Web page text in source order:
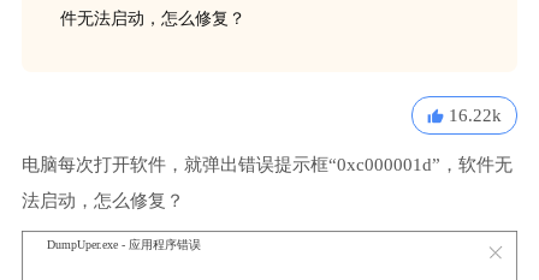
件无法启动，怎么修复？
16.22k
电脑每次打开软件，就弹出错误提示框“0xc000001d”，软件无
法启动，怎么修复？
DumpUper.exe - 应用程序错误